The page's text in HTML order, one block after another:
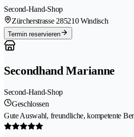
Second-Hand-Shop
Zürcherstrasse 285210 Windisch
Termin reservieren
Secondhand Marianne
Second-Hand-Shop
Geschlossen
Gute Auswahl, freundliche, kompetente